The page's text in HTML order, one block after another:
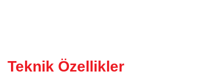
Teknik Özellikler